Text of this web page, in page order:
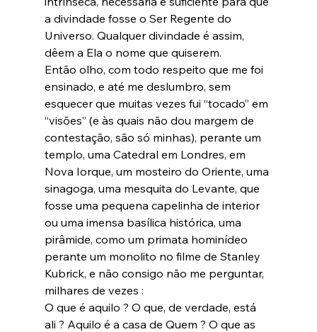
a divindade fosse o Ser Regente do
Universo. Qualquer divindade é assim,
dêem a Ela o nome que quiserem.
Então olho, com todo respeito que me foi
ensinado, e até me deslumbro, sem
esquecer que muitas vezes fui “tocado” em
“visões” (e às quais não dou margem de
contestação, são só minhas), perante um
templo, uma Catedral em Londres, em
Nova Iorque, um mosteiro do Oriente, uma
sinagoga, uma mesquita do Levante, que
fosse uma pequena capelinha de interior
ou uma imensa basílica histórica, uma
pirâmide, como um primata hominídeo
perante um monolito no filme de Stanley
Kubrick, e não consigo não me perguntar,
milhares de vezes :
O que é aquilo ? O que, de verdade, está
ali ? Aquilo é a casa de Quem ? O que as